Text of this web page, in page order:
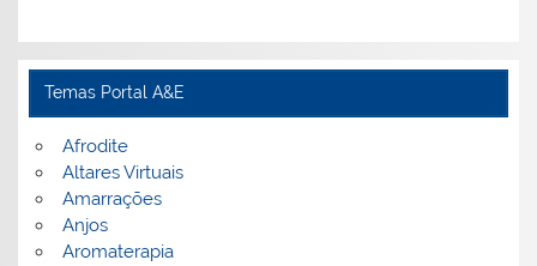
Temas Portal A&E
Afrodite
Altares Virtuais
Amarrações
Anjos
Aromaterapia